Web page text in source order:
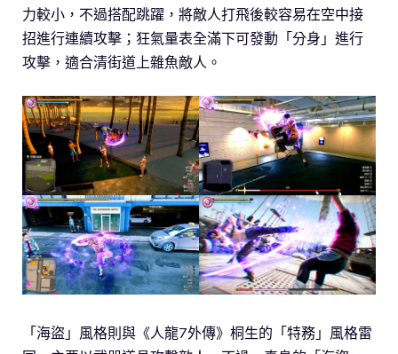
力較小，不過搭配跳躍，將敵人打飛後較容易在空中接
招進行連續攻擊；狂氣量表全滿下可發動「分身」進行
攻擊，適合清街道上雜魚敵人。
「海盜」風格則與《人龍7外傳》桐生的「特務」風格雷